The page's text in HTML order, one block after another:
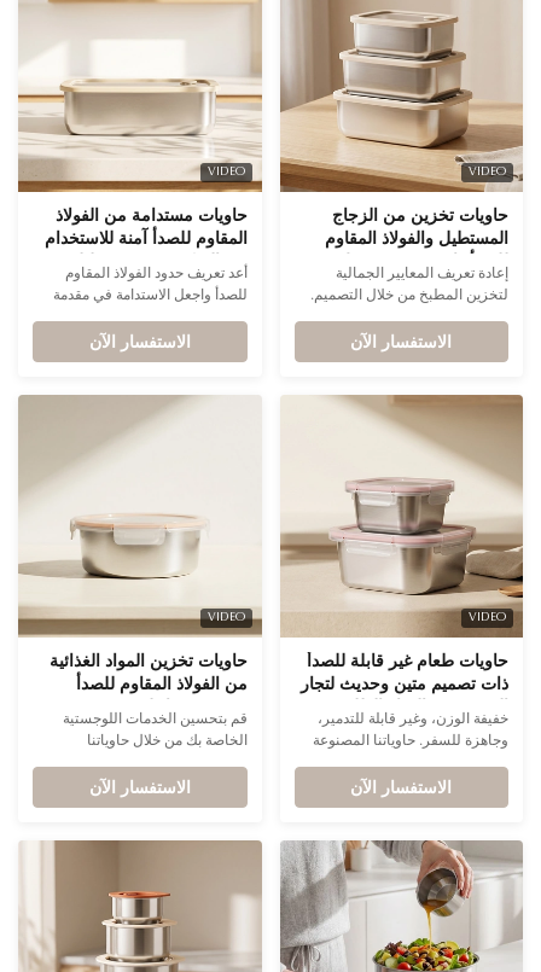
VIDEO
حاويات تخزين من الزجاج
المستطيل والفولاذ المقاوم
وحديث من الدرجة الممتازة
لتجار التجزئة في مجال المنازل
والمطابخ الراقية
إعادة تعريف المعايير الجمالية
لتخزين المطبخ من خلال التصميم.
الزجاج والفولاذ المقاوم للصدأ
بسلاسة بين التصميم البسيط والمواد
الاستفسار الآن
VIDEO
حاويات مستدامة من الفولاذ
المقاوم للصدأ آمنة للاستخدام
في الميكروويف مستطيلة
الشكل مع تصميم قابل
للتكديس من أجل العلامات
التجارية المستدامة DTC
أعد تعريف حدود الفولاذ المقاوم
للصدأ واجعل الاستدامة في مقدمة
المصنوعة من الفولاذ المقاوم للصدأ
الآمنة للاستخدام في الميكروويف
الاستفسار الآن
VIDEO
حاويات طعام غير قابلة للصدأ
ذات تصميم متين وحديث لتجار
التجزئة في الهواء الطلق
والمغامرات
خفيفة الوزن، وغير قابلة للتدمير،
وجاهزة للسفر. حاوياتنا المصنوعة
من الفولاذ المقاوم للصدأ هي الترقية
النهائية لعشاق الهواء الطلق. متين
بما فيه الكفاية للحياة البرية، ولكنه
العصري - الحل المثالي المحمول
لكل مغامرة.
الاستفسار الآن
VIDEO
حاويات تخزين المواد الغذائية
من الفولاذ المقاوم للصدأ
بتصميم متداخل FDA/LFGB
مع شعار قابل للتخصيص
الطعام للشركات
قم بتحسين الخدمات اللوجستية
الخاصة بك من خلال حاوياتنا
المتداخلة المصنوعة من الفولاذ
المقاوم للصدأ. معتمدة من إدارة
الغذاء والدواء الأمريكية/LFGB
والاحترافي للاستخدام التجاري
بكميات كبيرة.
الاستفسار الآن